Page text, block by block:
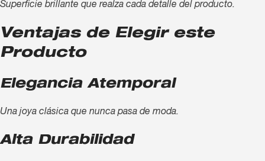
Superficie brillante que realza cada detalle del producto.
Ventajas de Elegir este
Producto
Elegancia Atemporal
Una joya clásica que nunca pasa de moda.
Alta Durabilidad